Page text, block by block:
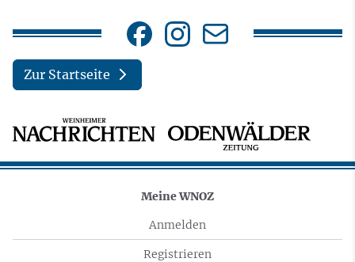
Zur Startseite
Meine WNOZ
Anmelden
Registrieren